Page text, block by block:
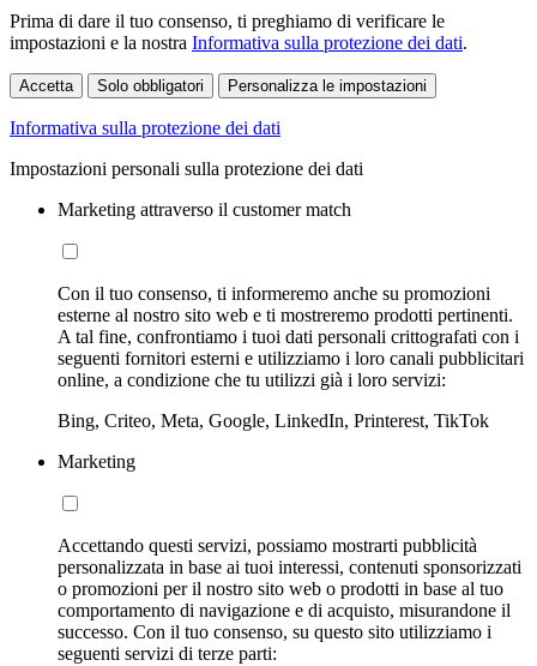
Prima di dare il tuo consenso, ti preghiamo di verificare le
impostazioni e la nostra Informativa sulla protezione dei dati.
Accetta Solo obbligatori Personalizza le impostazioni
Informativa sulla protezione dei dati
Impostazioni personali sulla protezione dei dati
Marketing attraverso il customer match
Con il tuo consenso, ti informeremo anche su promozioni
esterne al nostro sito web e ti mostreremo prodotti pertinenti.
A tal fine, confrontiamo i tuoi dati personali crittografati con i
seguenti fornitori esterni e utilizziamo i loro canali pubblicitari
online, a condizione che tu utilizzi già i loro servizi:
Bing, Criteo, Meta, Google, LinkedIn, Printerest, TikTok
Marketing
Accettando questi servizi, possiamo mostrarti pubblicità
personalizzata in base ai tuoi interessi, contenuti sponsorizzati
o promozioni per il nostro sito web o prodotti in base al tuo
comportamento di navigazione e di acquisto, misurandone il
successo. Con il tuo consenso, su questo sito utilizziamo i
seguenti servizi di terze parti: